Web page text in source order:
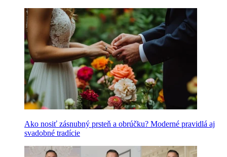
Ako nosiť zásnubný prsteň a obrúčku? Moderné pravidlá aj
svadobné tradície